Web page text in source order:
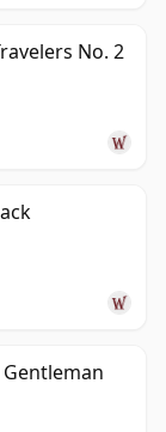
No. 2
Gentleman